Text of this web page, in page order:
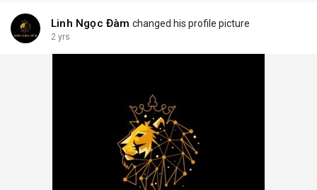
Linh Ngọc Đàm changed his profile picture
2 yrs